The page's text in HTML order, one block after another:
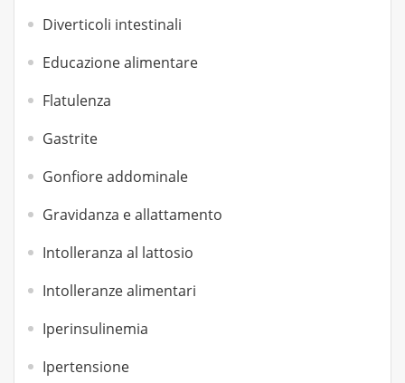
Diverticoli intestinali
Educazione alimentare
Flatulenza
Gastrite
Gonfiore addominale
Gravidanza e allattamento
Intolleranza al lattosio
Intolleranze alimentari
Iperinsulinemia
Ipertensione